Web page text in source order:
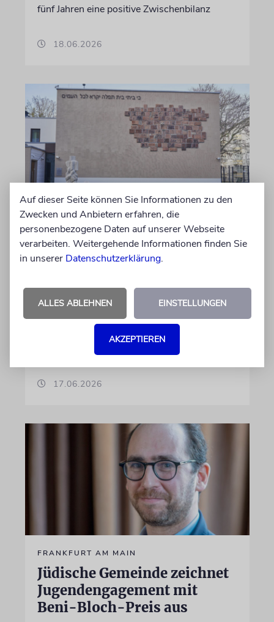
fünf Jahren eine positive Zwischenbilanz
18.06.2026
MAGDEBURG
Juden in Sachsen-Anhalt:
Lebendige Gemeinden und
Nach dem antisemitischen Anschlag vom 9.
Oktober 2019 in Halle (Saale) hat Sachsen-
Anhalt 2020 ein Landesprogramm für
jüdisches Leben beschlossen, um die jüdische
17.06.2026
FRANKFURT AM MAIN
Jüdische Gemeinde zeichnet
Jugendengagement mit
Beni-Bloch-Preis aus
Auf dieser Seite können Sie Informationen zu den
Zwecken und Anbietern erfahren, die
personenbezogene Daten auf unserer Webseite
verarbeiten. Weitergehende Informationen finden Sie
in unserer Datenschutzerklärung.
ALLES ABLEHNEN EINSTELLUNGEN
AKZEPTIEREN